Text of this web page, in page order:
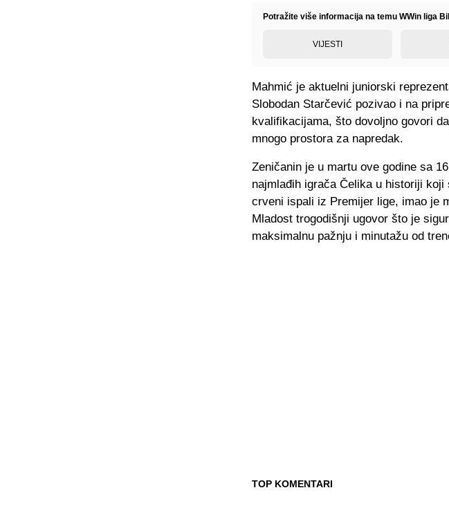
Potražite više informacija na temu WWin liga
VIJESTI
Mahmić je aktuelni juniorski
Slobodan Starčević pozivao i na
kvalifikacijama, što dovoljno govori
mnogo prostora za napredak.
Zeničanin je u martu ove godine sa
najmlađih igrača Čelika u historiji
crveni ispali iz Premijer lige, imao je
Mladost trogodišnji ugovor što je
maksimalnu pažnju i minutažu od
TOP KOMENTARI